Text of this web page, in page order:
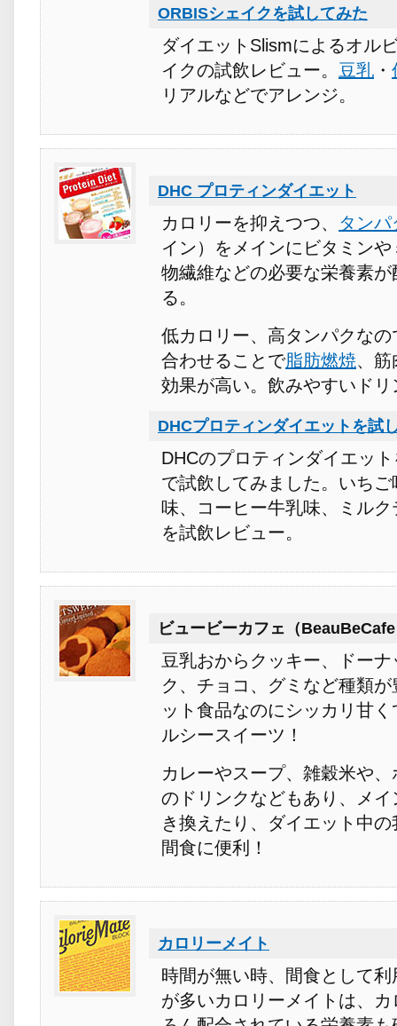
ORBISシェイクを試してみた
ダイエットSlismによるオル
イクの試飲レビュー。 豆乳 ・
リアルなどでアレンジ。
DHC プロティンダイエット
カロリーを抑えつつ、 タンパ
イン）をメインにビタミン
物繊維などの必要な栄養素
る。
低カロリー、高タンパクな
合わせることで脂肪燃焼、筋
効果が高い。飲みやすいド
DHCプロティンダイエットを試
DHCのプロティンダイエッ
で試飲してみました。いち
味、コーヒー牛乳味、ミル
を試飲レビュー。
ビュービーカフェ（
豆乳おからクッキー、ドー
ク、チョコ、グミなど種類
ット食品なのにシッカリ甘
ルシースイーツ！
カレーやスープ、雑穀米や
のドリンクなどもあり、メ
き換えたり、ダイエット中
間食に便利！
カロリーメイト
時間が無い時、間食として
が多いカロリーメイトは、